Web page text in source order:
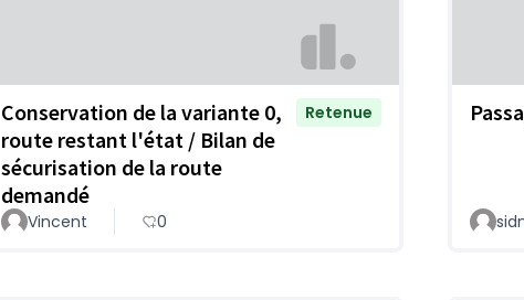
Conservation de la variante 0,
route restant l'état / Bilan de
sécurisation de la route
demandé
Retenue
Vincent 0